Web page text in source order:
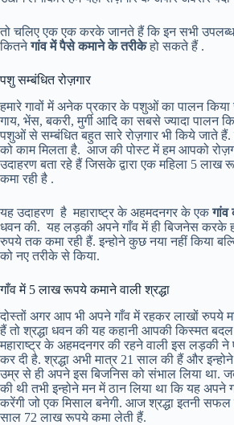
तो चलिए एक एक करके जानते हैं कि इन सभी
कितनेगांव में पैसे कमाने के तरीकेहो सकते हैं .
पशु सम्बंधित रोज़गार
हमारे गावों में अनेक प्रकार के पशुओं का पालन किया
गाय, भेंस, बकरी, मुर्गी आदि का सबसे ज्यादा पालन
पशुओं से सम्बंधित बहुत सारे रोज़गार भी किये जाते हैं.
को काम मिलता है. आज की पोस्ट में हम आपको
उदाहरण बता रहे हैं जिसके द्वारा एक महिला 5 लाख
कमा रही है .
यह उदाहरण है महाराष्ट्र के अहमदनगर के एक
धवन की. यह लड़की अपने गाँव में ही बिजनेस करके
रुपये तक कमा रही हैं. इन्होने कुछ नया नहीं किया
को नए तरीके से किया.
गाँव में 5 लाख रूपये कमाने वाली श्रद्धा
दोस्तों अगर आप भी अपने गाँव में रहकर लाखों रुपये
हैं तो श्रद्धा धवन की यह कहानी आपकी किस्मत
महाराष्ट्र के अहमदनगर की रहने वाली इस लड़की
कर दी है. श्रद्धा अभी मात्र 21 साल की हैं और
उम्र से ही अपने इस बिजनिस को संभाल लिया था.
की थी तभी इन्होने मन में ठान लिया था कि यह अपने
करेंगी जो एक मिसाल बनेगी. आज श्रद्धा इतनी सफल
साल 72 लाख रूपये कमा लेती हैं.